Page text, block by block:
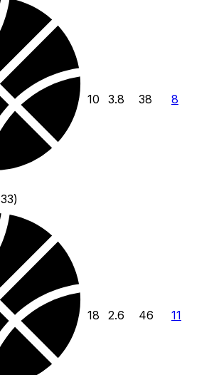
33)
10 3.8 38 8
18 2.6 46 11